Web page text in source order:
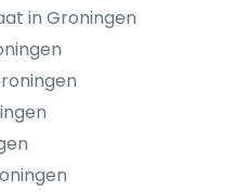
in Groningen